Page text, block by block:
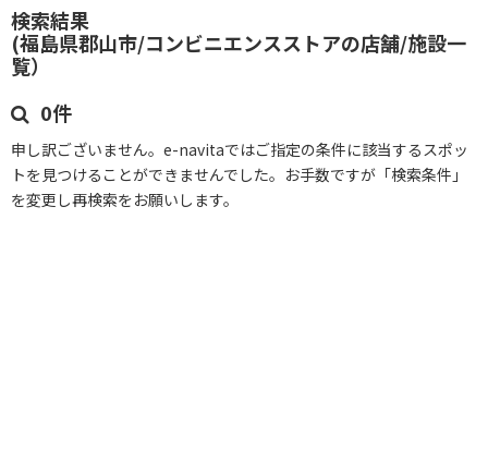
検索結果
(福島県郡山市/コンビニエンスストアの店舗/施設一
覧）
0件
申し訳ございません。e-navitaではご指定の条件に該当するスポッ
トを見つけることができませんでした。お手数ですが「検索条件」
を変更し再検索をお願いします。